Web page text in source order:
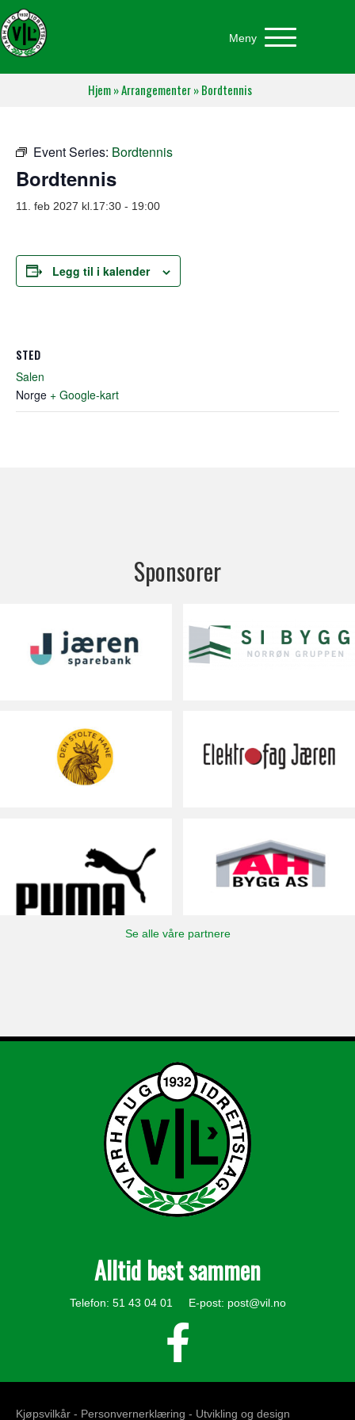
Meny
Hjem»Arrangementer»Bordtennis
Event Series: Bordtennis
Bordtennis
11. feb 2027 kl.17:30 - 19:00
Legg til i kalender
STED
Salen
Norge + Google-kart
Sponsorer
Se alle våre partnere
Alltid best sammen
Telefon: 51 43 04 01 E-post: post@vil.no
Kjøpsvilkår - Personvernerklæring - Utvikling og design